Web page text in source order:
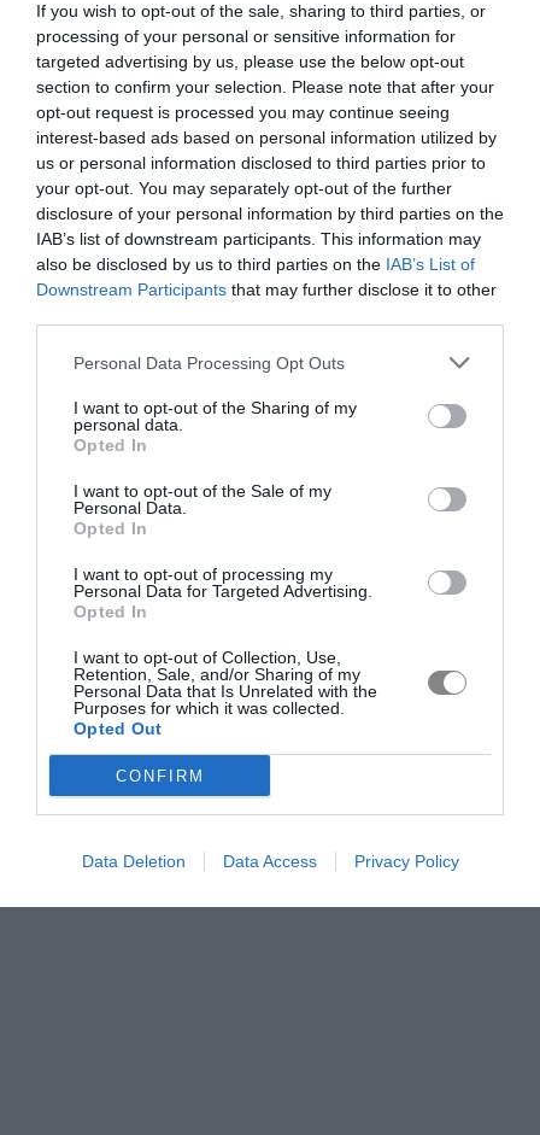
If you wish to opt-out of the sale, sharing to third parties, or
processing of your personal or sensitive information for
targeted advertising by us, please use the below opt-out
section to confirm your selection. Please note that after your
opt-out request is processed you may continue seeing
interest-based ads based on personal information utilized by
us or personal information disclosed to third parties prior to
your opt-out. You may separately opt-out of the further
disclosure of your personal information by third parties on the
IAB’s list of downstream participants. This information may
also be disclosed by us to third parties on the IAB’s List of
Downstream Participants that may further disclose it to other
Personal Data Processing Opt Outs
I want to opt-out of the Sharing of my
personal data.
Opted In
I want to opt-out of the Sale of my
Personal Data.
Opted In
I want to opt-out of processing my
Personal Data for Targeted Advertising.
Opted In
I want to opt-out of Collection, Use,
Retention, Sale, and/or Sharing of my
Personal Data that Is Unrelated with the
Purposes for which it was collected.
Opted Out
CONFIRM
Data Deletion Data Access Privacy Policy